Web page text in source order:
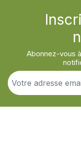
Abonnez-vous